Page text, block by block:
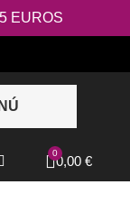
EUROS
0,00 €